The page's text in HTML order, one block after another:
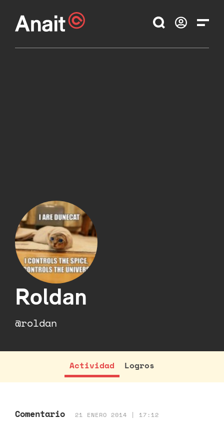
Roldan
@roldan
Actividad Logros
Comentario 21 ENERO 2014 | 17:12